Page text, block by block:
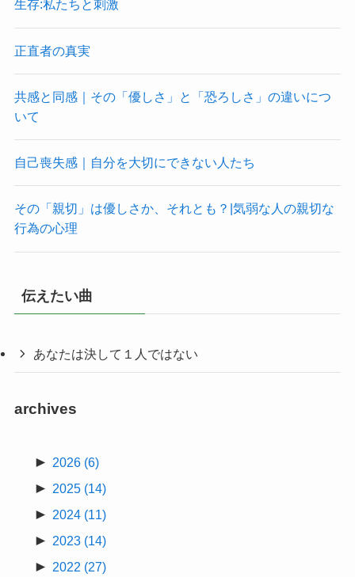
生存:私たちと刺激
正直者の真実
共感と同感｜その「優しさ」と「恐ろしさ」の違いにつ
いて
自己喪失感｜自分を大切にできない人たち
その「親切」は優しさか、それとも？|気弱な人の親切な
行為の心理
伝えたい曲
あなたは決して１人ではない
archives
► 2026 (6)
► 2025 (14)
► 2024 (11)
► 2023 (14)
► 2022 (27)